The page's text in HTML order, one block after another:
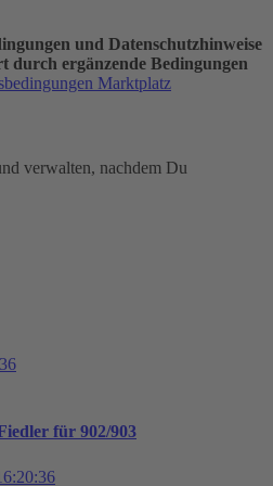
und Datenschutzhinweise
durch ergänzende Bedingungen
Marktplatz
verwalten, nachdem Du
für 902/903